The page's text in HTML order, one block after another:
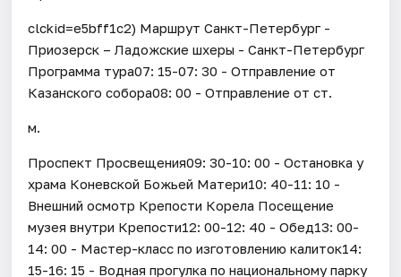
clckid=e5bff1c2) Маршрут Санкт-Петербург -
Приозерск – Ладожские шхеры - Санкт-Петербург
Программа тура07: 15-07: 30 - Отправление от
Казанского собора08: 00 - Отправление от ст.
м.
Проспект Просвещения09: 30-10: 00 - Остановка у
храма Коневской Божьей Матери10: 40-11: 10 -
Внешний осмотр Крепости Корела Посещение
музея внутри Крепости12: 00-12: 40 - Обед13: 00-
14: 00 - Мастер-класс по изготовлению калиток14:
15-16: 15 - Водная прогулка по национальному парку